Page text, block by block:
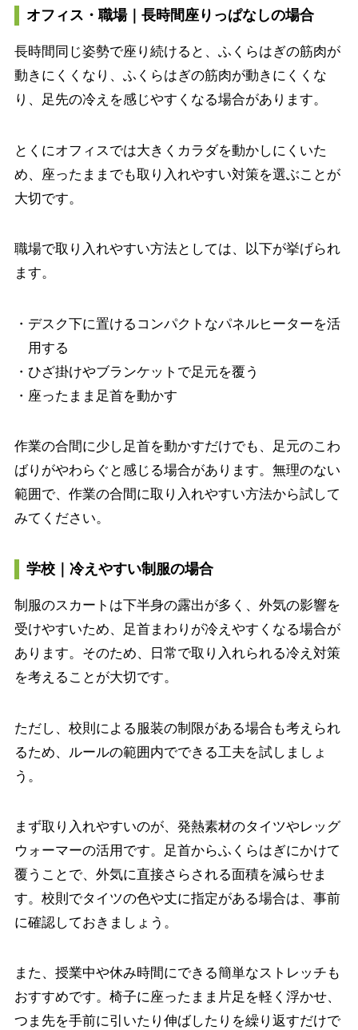
オフィス・職場｜長時間座りっぱなしの場合
長時間同じ姿勢で座り続けると、ふくらはぎの筋肉が
動きにくくなり、ふくらはぎの筋肉が動きにくくな
り、足先の冷えを感じやすくなる場合があります。
とくにオフィスでは大きくカラダを動かしにくいた
め、座ったままでも取り入れやすい対策を選ぶことが
大切です。
職場で取り入れやすい方法としては、以下が挙げられ
ます。
・デスク下に置けるコンパクトなパネルヒーターを活
用する
・ひざ掛けやブランケットで足元を覆う
・座ったまま足首を動かす
作業の合間に少し足首を動かすだけでも、足元のこわ
ばりがやわらぐと感じる場合があります。無理のない
範囲で、作業の合間に取り入れやすい方法から試して
みてください。
学校｜冷えやすい制服の場合
制服のスカートは下半身の露出が多く、外気の影響を
受けやすいため、足首まわりが冷えやすくなる場合が
あります。そのため、日常で取り入れられる冷え対策
を考えることが大切です。
ただし、校則による服装の制限がある場合も考えられ
るため、ルールの範囲内でできる工夫を試しましょ
う。
まず取り入れやすいのが、発熱素材のタイツやレッグ
ウォーマーの活用です。足首からふくらはぎにかけて
覆うことで、外気に直接さらされる面積を減らせま
す。校則でタイツの色や丈に指定がある場合は、事前
に確認しておきましょう。
また、授業中や休み時間にできる簡単なストレッチも
おすすめです。椅子に座ったまま片足を軽く浮かせ、
つま先を手前に引いたり伸ばしたりを繰り返すだけで